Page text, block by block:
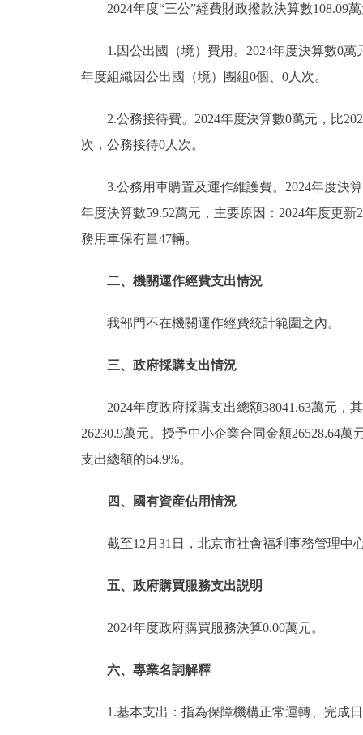
2024年度“三公”經費財政撥款決算數108.09
1.因公出國（境）費用。2024年度決算數0
年度組織因公出國（境）團組0個、0人次。
2.公務接待費。2024年度決算數0萬元，比
次，公務接待0人次。
3.公務用車購置及運作維護費。2024年度決
年度決算數59.52萬元，主要原因：2024年度更
務用車保有量47輛。
二、機關運作經費支出情況
我部門不在機關運作經費統計範圍之內。
三、政府採購支出情況
2024年度政府採購支出總額38041.63萬元，
26230.9萬元。授予中小企業合同金額26528.64
支出總額的64.9%。
四、國有資産佔用情況
截至12月31日，北京市社會福利事務管理中
五、政府購買服務支出説明
2024年度政府購買服務決算0.00萬元。
六、專業名詞解釋
1.基本支出：指為保障機構正常運轉、完成